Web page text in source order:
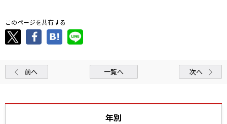
このページを共有する
前へ 一覧へ 次へ
年別